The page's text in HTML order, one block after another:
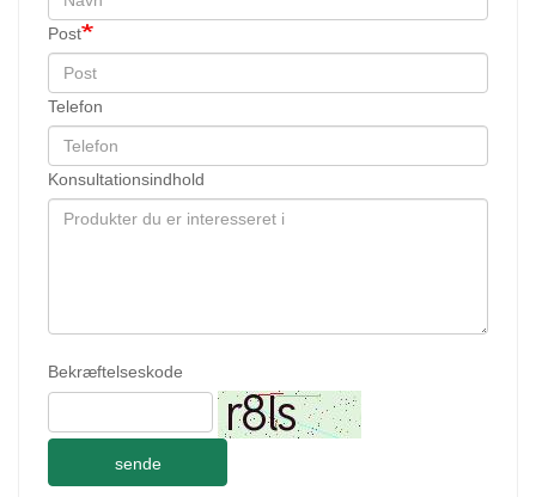
Post
Telefon
Konsultationsindhold
Bekræftelseskode
sende